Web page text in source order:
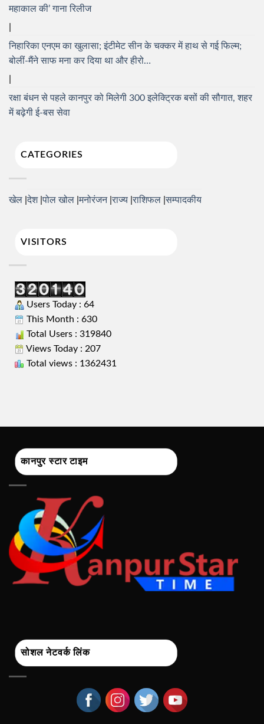
महाकाल की’ गाना रिलीज
निहारिका एनएम का खुलासा; इंटीमेट सीन के चक्कर में हाथ से गई फिल्म;
बोलीं-मैंने साफ मना कर दिया था और हीरो…
रक्षा बंधन से पहले कानपुर को मिलेगी 300 इलेक्ट्रिक बसों की सौगात, शहर
में बढ़ेगी ई-बस सेवा
CATEGORIES
खेल देश पोल खोल मनोरंजन राज्य राशिफल सम्पादकीय
VISITORS
Users Today : 64
This Month : 630
Total Users : 319840
Views Today : 207
Total views : 1362431
कानपुर स्टार टाइम
सोशल नेटवर्क लिंक